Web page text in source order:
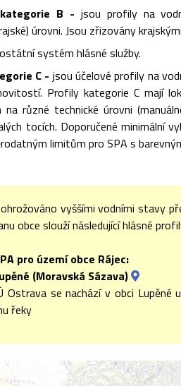
B - jsou profily na
úrovni. Jsou zřizovány
systém hlásné služby.
C - jsou účelové profily na
Profily kategorie C mají
na různé technické úrovni
tocích. Doporučené minimální
limitům pro SPA s
vyššími vodními stavy
obce slouží následující hlásné
pro území obce Rájec:
(Moravská Sázava)
Ostrava se nachází v obci
řeky